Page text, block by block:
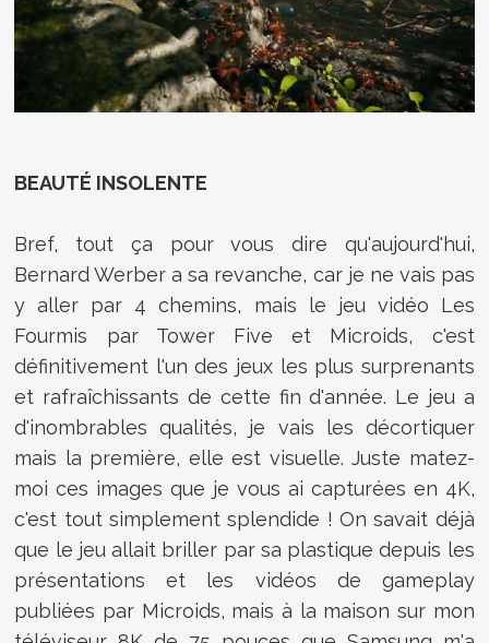
BEAUTÉ INSOLENTE
Bref, tout ça pour vous dire qu'aujourd'hui,
Bernard Werber a sa revanche, car je ne vais pas
y aller par 4 chemins, mais le jeu vidéo Les
Fourmis par Tower Five et Microids, c'est
définitivement l'un des jeux les plus surprenants
et rafraîchissants de cette fin d'année. Le jeu a
d'inombrables qualités, je vais les décortiquer
mais la première, elle est visuelle. Juste matez-
moi ces images que je vous ai capturées en 4K,
c'est tout simplement splendide ! On savait déjà
que le jeu allait briller par sa plastique depuis les
présentations et les vidéos de gameplay
publiées par Microids, mais à la maison sur mon